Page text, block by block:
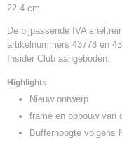
22,4 cm.
De bijpassende IVA
artikelnummers 43778 en
Insider Club aangeboden.
Highlights
Nieuw ontwerp.
frame en opbouw van
Bufferhoogte volgens